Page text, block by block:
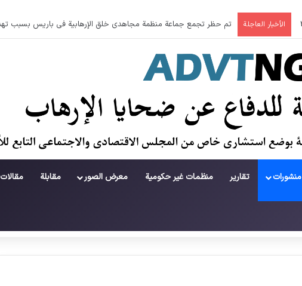
الأخبار العاجلة جريمة في منطقة لامرد ؛ حطام يتساقط على حياة لاعبي كرة قدم شباب
منشورات تقارير منظمات غير حكومية معرض الصور مقابلة مقالات